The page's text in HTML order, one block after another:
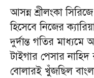
আসন্ন শ্রীলংকা
হিসেবে নিজের
দুর্দান্ত গতির মাধ্যমে
টাইগার পেসার
বোলারই খুঁজছিল